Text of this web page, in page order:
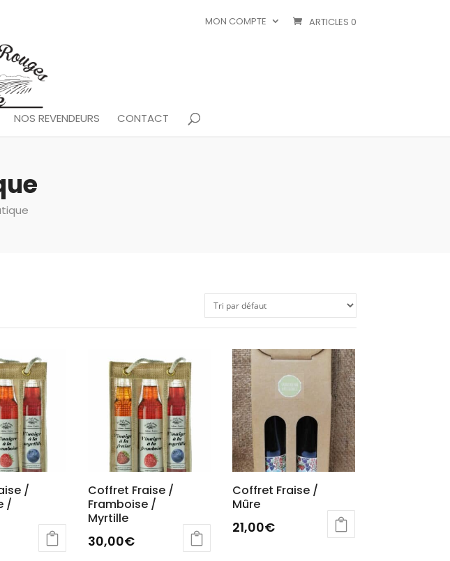
MON COMPTE ARTICLES 0
NOS REVENDEURS CONTACT
/
/
Coffret Fraise /
Framboise /
Myrtille
30,00€
Coffret Fraise /
Mûre
21,00€